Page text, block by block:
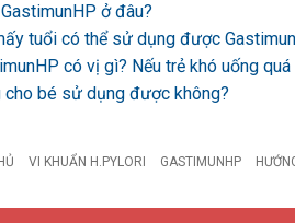
ở đâu?
tuổi có thể sử dụng được
có vị gì? Nếu trẻ khó uống
cho bé sử dụng được không?
VI KHUẨN H.PYLORI GASTIMUNHP